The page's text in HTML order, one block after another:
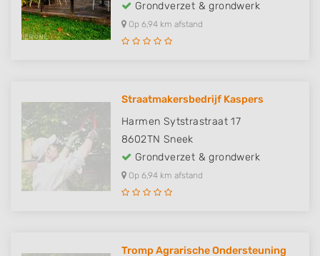
Grondverzet & grondwerk
Op 6,94 km afstand
Straatmakersbedrijf Kaspers
Harmen Sytstrastraat 17
8602TN Sneek
Grondverzet & grondwerk
Op 6,94 km afstand
Tromp Agrarische Ondersteuning